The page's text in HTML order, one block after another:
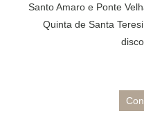
Santo Amaro e Ponte
Quinta de Santa